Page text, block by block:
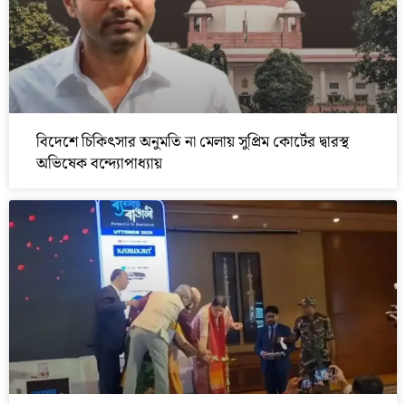
বিদেশে চিকিৎসার অনুমতি না মেলায় সুপ্রিম কোর্টের দ্বারস্থ
অভিষেক বন্দ্যোপাধ্যায়